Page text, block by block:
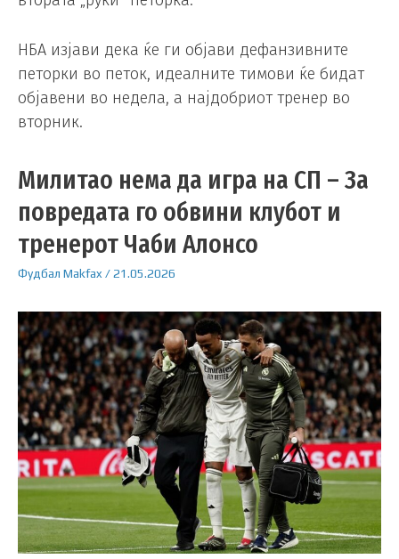
НБА изјави дека ќе ги објави дефанзивните
петорки во петок, идеалните тимови ќе бидат
објавени во недела, а најдобриот тренер во
вторник.
Милитао нема да игра на СП – За
повредата го обвини клубот и
тренерот Чаби Алонсо
Фудбал Makfax /21.05.2026